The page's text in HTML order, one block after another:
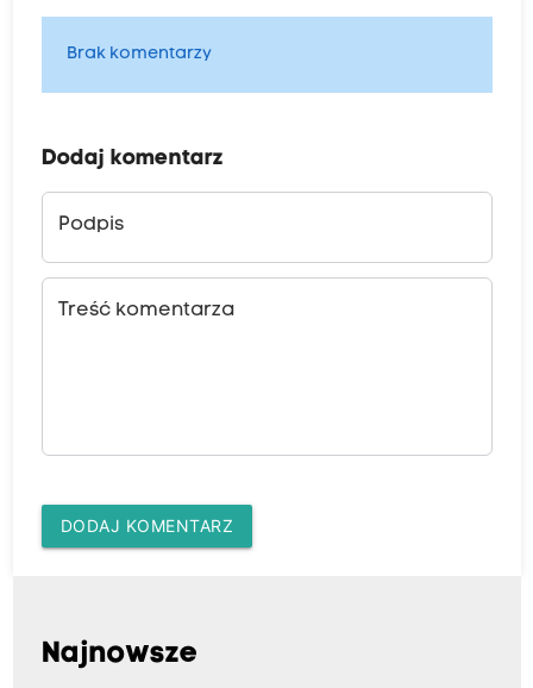
Brak komentarzy
Dodaj komentarz
Podpis
Treść komentarza
DODAJ KOMENTARZ
Najnowsze